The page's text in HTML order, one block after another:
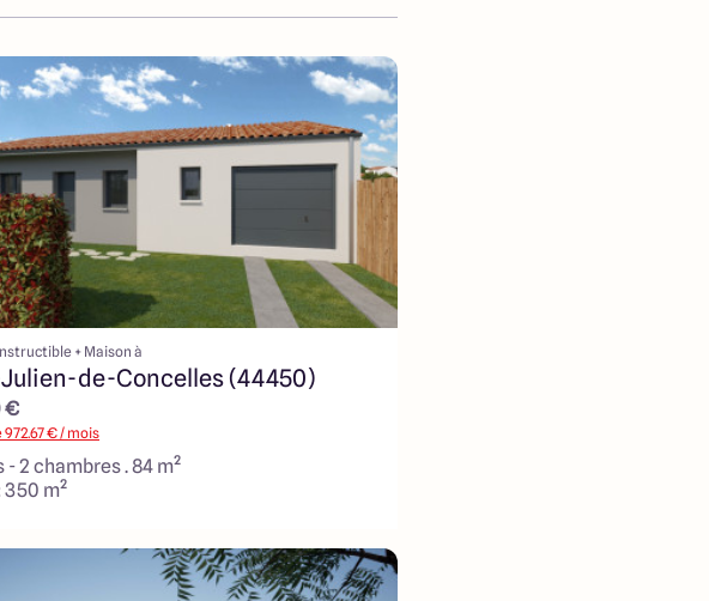
+ Maison à
de-Concelles (44450)
€
972.67€ / mois
- 2 chambres . 84 m²
350 m²